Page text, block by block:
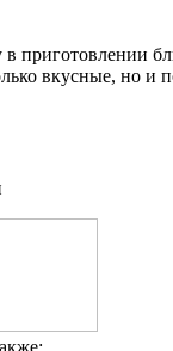
в приготовлении
вкусные, но и